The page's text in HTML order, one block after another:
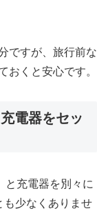
ですが、旅行前な
おくと安心です。
電器をセッ
と充電器を別々に
も少なくありませ